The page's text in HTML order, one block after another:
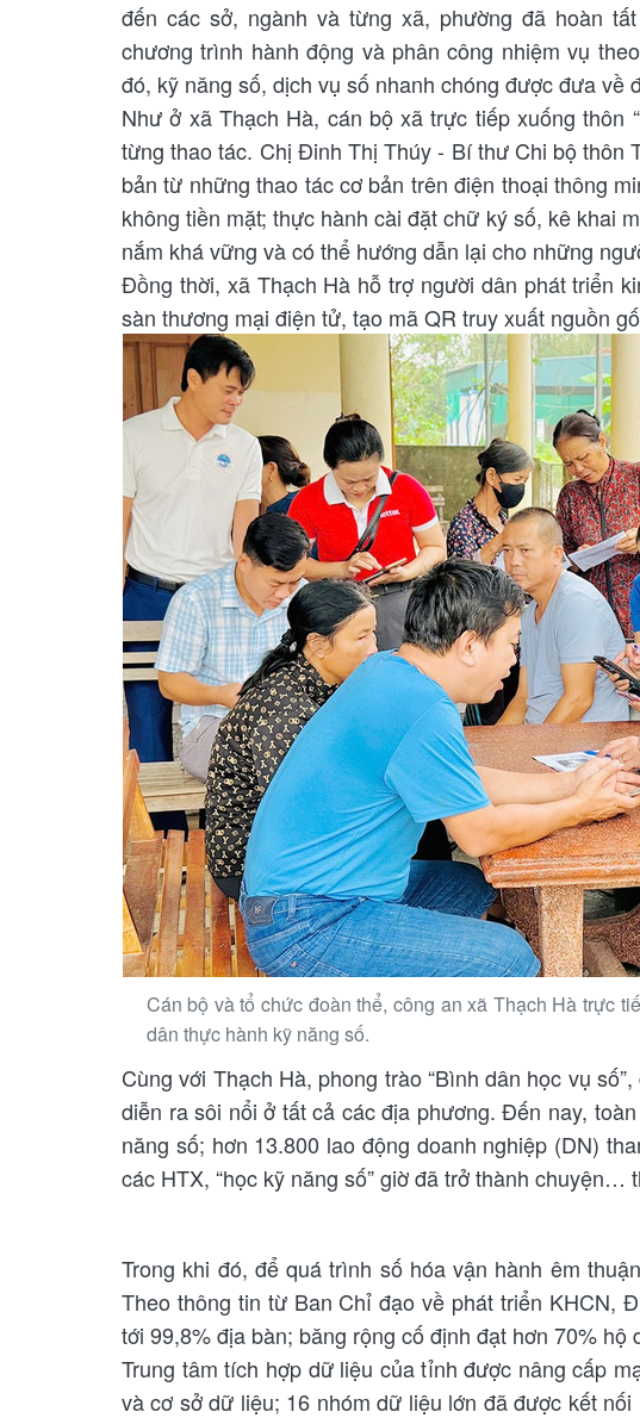
đến các sở, ngành và từng xã, phường đã hoàn
chương trình hành động và phân công nhiệm vụ
đó, kỹ năng số, dịch vụ số nhanh chóng được đưa về
Như ở xã Thạch Hà, cán bộ xã trực tiếp xuống thôn
từng thao tác. Chị Đinh Thị Thúy - Bí thư Chi bộ thôn
bản từ những thao tác cơ bản trên điện thoại thông
không tiền mặt; thực hành cài đặt chữ ký số, kê khai
nắm khá vững và có thể hướng dẫn lại cho những
Đồng thời, xã Thạch Hà hỗ trợ người dân phát triển
sàn thương mại điện tử, tạo mã QR truy xuất nguồn
Cán bộ và tổ chức đoàn thể, công an xã Thạch Hà trực
dân thực hành kỹ năng số.
Cùng với Thạch Hà, phong trào “Bình dân học vụ
diễn ra sôi nổi ở tất cả các địa phương. Đến nay,
năng số; hơn 13.800 lao động doanh nghiệp (DN)
các HTX, “học kỹ năng số” giờ đã trở thành chuyện…
Trong khi đó, để quá trình số hóa vận hành êm
Theo thông tin từ Ban Chỉ đạo về phát triển KHCN,
tới 99,8% địa bàn; băng rộng cố định đạt hơn 70%
Trung tâm tích hợp dữ liệu của tỉnh được nâng cấp
và cơ sở dữ liệu; 16 nhóm dữ liệu lớn đã được kết